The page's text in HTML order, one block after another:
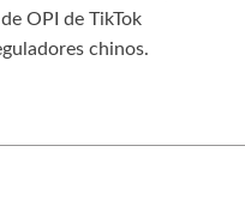
OPI de TikTok
chinos.